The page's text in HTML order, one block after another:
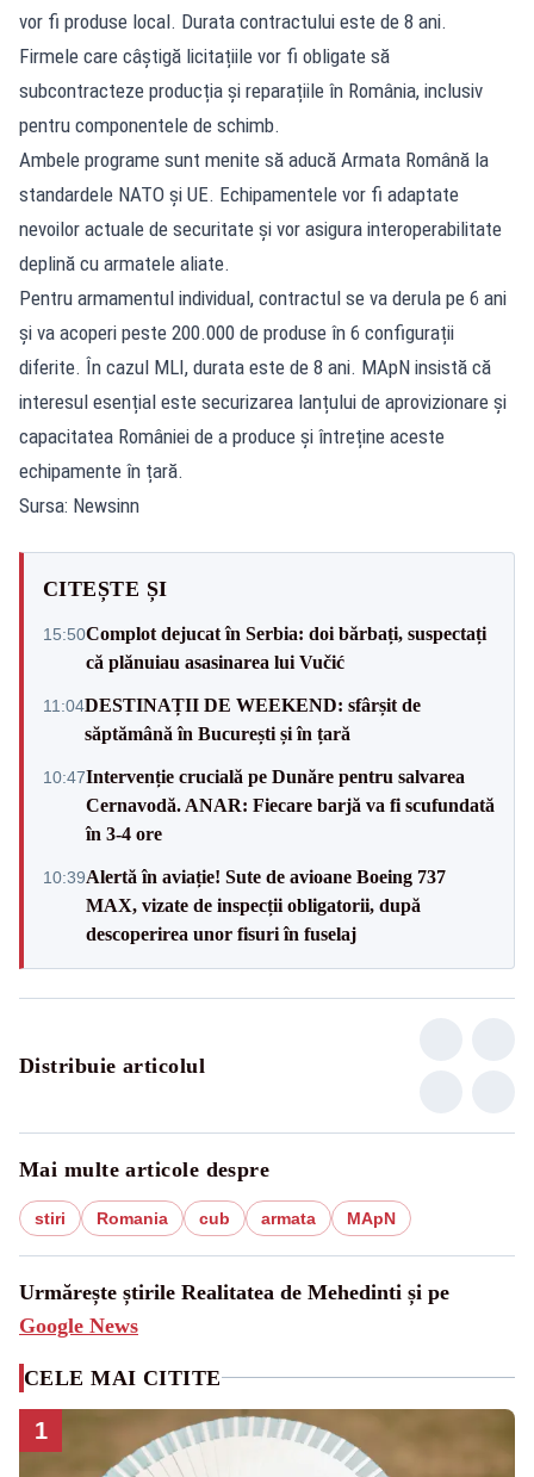
vor fi produse local. Durata contractului este de 8 ani.
Firmele care câștigă licitațiile vor fi obligate să
subcontracteze producția și reparațiile în România, inclusiv
pentru componentele de schimb.
Ambele programe sunt menite să aducă Armata Română la
standardele NATO și UE. Echipamentele vor fi adaptate
nevoilor actuale de securitate și vor asigura interoperabilitate
deplină cu armatele aliate.
Pentru armamentul individual, contractul se va derula pe 6 ani
și va acoperi peste 200.000 de produse în 6 configurații
diferite. În cazul MLI, durata este de 8 ani. MApN insistă că
interesul esențial este securizarea lanțului de aprovizionare și
capacitatea României de a produce și întreține aceste
echipamente în țară.
Sursa: Newsinn
CITEȘTE ȘI
15:50Complot dejucat în Serbia: doi bărbați, suspectați
că plănuiau asasinarea lui Vučić
11:04DESTINAȚII DE WEEKEND: sfârșit de
săptămână în București și în țară
10:47Intervenție crucială pe Dunăre pentru salvarea
Cernavodă. ANAR: Fiecare barjă va fi scufundată
în 3-4 ore
10:39Alertă în aviație! Sute de avioane Boeing 737
MAX, vizate de inspecții obligatorii, după
descoperirea unor fisuri în fuselaj
Distribuie articolul
Mai multe articole despre
stiri Romania cub armata MApN
Urmărește știrile Realitatea de Mehedinti și pe
Google News
CELE MAI CITITE
1